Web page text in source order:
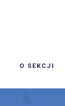
O SEKCJI